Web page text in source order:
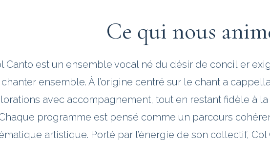
Ce qui nous
Canto est un ensemble vocal né du désir de concilier
chanter ensemble. À l’origine centré sur le chant a
avec accompagnement, tout en restant fidèle à
programme est pensé comme un parcours
artistique. Porté par l’énergie de son collectif,